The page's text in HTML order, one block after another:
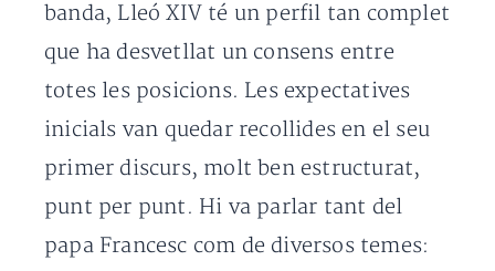
banda, Lleó XIV té un perfil tan complet
que ha desvetllat un consens entre
totes les posicions. Les expectatives
inicials van quedar recollides en el seu
primer discurs, molt ben estructurat,
punt per punt. Hi va parlar tant del
papa Francesc com de diversos temes: